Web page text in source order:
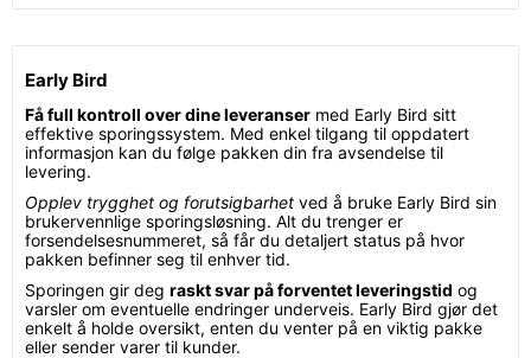
Early Bird
Få full kontroll over dine leveranser med Early Bird sitt
effektive sporingssystem. Med enkel tilgang til oppdatert
informasjon kan du følge pakken din fra avsendelse til
levering.
Opplev trygghet og forutsigbarhet ved å bruke Early Bird sin
brukervennlige sporingsløsning. Alt du trenger er
forsendelsesnummeret, så får du detaljert status på hvor
pakken befinner seg til enhver tid.
Sporingen gir deg raskt svar på forventet leveringstid og
varsler om eventuelle endringer underveis. Early Bird gjør det
enkelt å holde oversikt, enten du venter på en viktig pakke
eller sender varer til kunder.